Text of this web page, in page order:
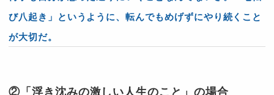
び八起き」というように、転んでもめげずにやり続くこと
が大切だ。
②「浮き沈みの激しい人生のこと」の場合